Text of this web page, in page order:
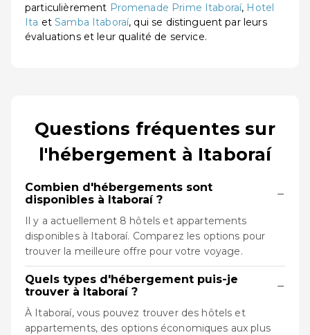
particulièrement Promenade Prime Itaboraí, Hotel
Ita etSamba Itaboraí, qui se distinguent par leurs
évaluations et leur qualité de service.
Questions fréquentes sur
l'hébergement à Itaboraí
Combien d'hébergements sont
disponibles à Itaboraí ?
−
Il y a actuellement 8 hôtels et appartements
disponibles à Itaboraí. Comparez les options pour
trouver la meilleure offre pour votre voyage.
Quels types d'hébergement puis-je
trouver à Itaboraí ?
−
À Itaboraí, vous pouvez trouver des hôtels et
appartements, des options économiques aux plus